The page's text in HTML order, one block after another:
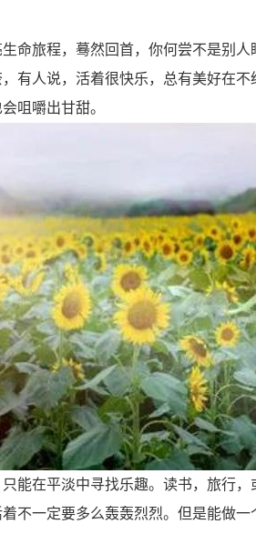
命旅程，蓦然回首，你何尝不是别人
有人说，活着很快乐，总有美好在
咀嚼出甘甜。
能在平淡中寻找乐趣。读书，旅行
不一定要多么轰轰烈烈。但是能做